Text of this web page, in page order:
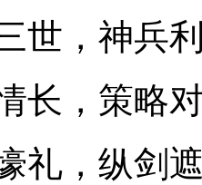
世，神兵
长，策略
礼，纵剑